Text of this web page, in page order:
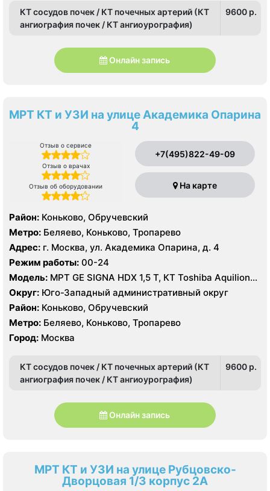
КТ сосудов почек / КТ почечных артерий (КТ
ангиография почек / КТ ангиоурография)
9600 p.
Онлайн запись
МРТ КТ и УЗИ на улице Академика Опарина
4
Отзыв о сервисе
Отзыв о врачах
Отзыв об оборудовании
+7(495)822-49-09
На карте
Район: Коньково, Обручевский
Метро: Беляево, Коньково, Тропарево
Адрес: г. Москва, ул. Академика Опарина, д. 4
Режим работы: 00-24
Модель: МРТ GE SIGNA HDX 1,5 T, КТ Toshiba Aquilion
ONE 320 срезов
Округ: Юго-Западный административный округ
Район: Коньково, Обручевский
Метро: Беляево, Коньково, Тропарево
Город: Москва
КТ сосудов почек / КТ почечных артерий (КТ
ангиография почек / КТ ангиоурография)
9600 p.
Онлайн запись
МРТ КТ и УЗИ на улице Рубцовско-
Дворцовая 1/3 корпус 2А